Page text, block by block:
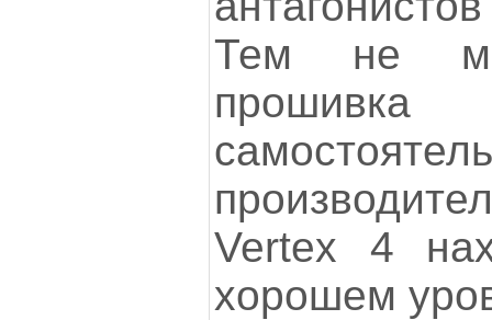
Тем не
прошивка
Vertex 4
хорошем